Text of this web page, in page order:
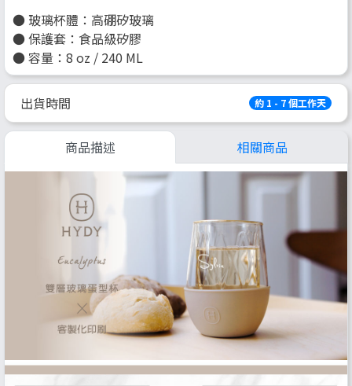
● 玻璃杯體：高硼矽玻璃
● 保護套：食品級矽膠
● 容量：8 oz / 240 ML
出貨時間 約 1 - 7 個工作天
商品描述 相關商品